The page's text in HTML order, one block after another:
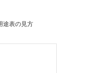
途表の見方